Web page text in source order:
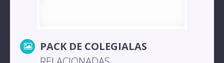
PACK DE COLEGIALAS